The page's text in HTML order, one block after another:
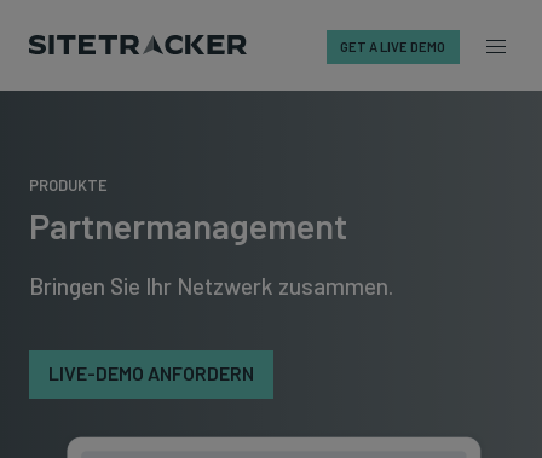
GET A LIVE DEMO
PRODUKTE
Partnermanagement
Bringen Sie Ihr Netzwerk zusammen.
LIVE-DEMO ANFORDERN